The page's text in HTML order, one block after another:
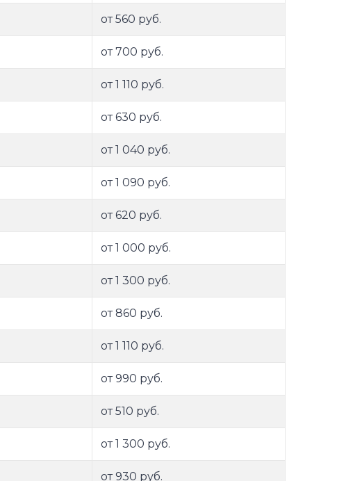
от 560 руб.
от 700 руб.
от 1 110 руб.
от 630 руб.
от 1 040 руб.
от 1 090 руб.
от 620 руб.
от 1 000 руб.
от 1 300 руб.
от 860 руб.
от 1 110 руб.
от 990 руб.
от 510 руб.
от 1 300 руб.
от 930 руб.